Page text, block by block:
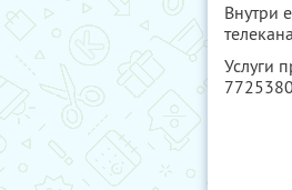
Внутри
Услуги